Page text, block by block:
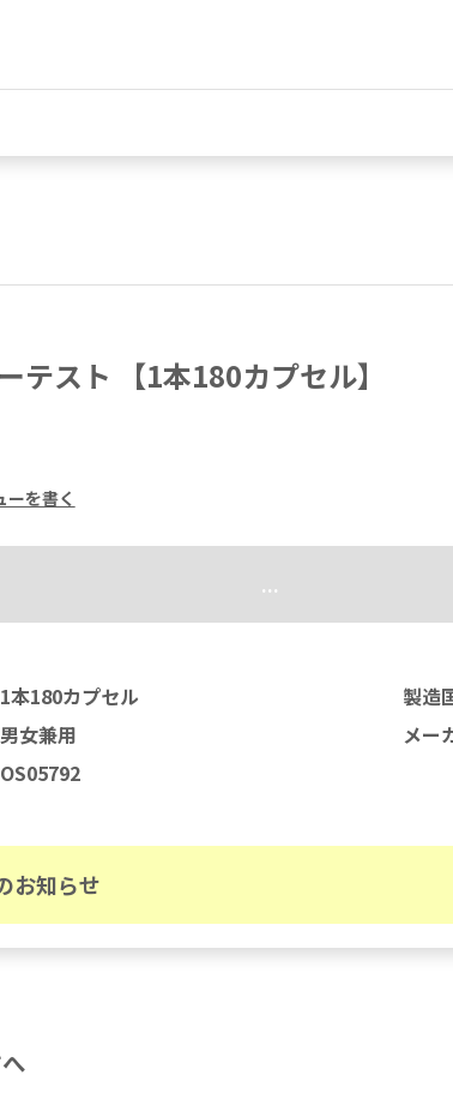
テスト 【1本180カプセル】
ーを書く
...
1本180カプセル
男女兼用
OS05792
製造
メー
お知らせ